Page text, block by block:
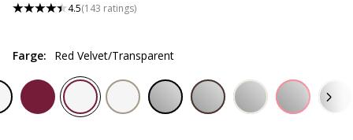
4.5(143 ratings)
Farge: Red Velvet/Transparent